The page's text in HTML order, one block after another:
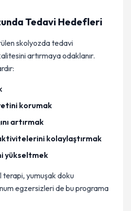
Tedavi Hedefleri
skolyozda tedavi
artırmaya odaklanır.
korumak
artırmak
kolaylaştırmak
yükseltmek
yumuşak doku
egzersizleri de bu programa